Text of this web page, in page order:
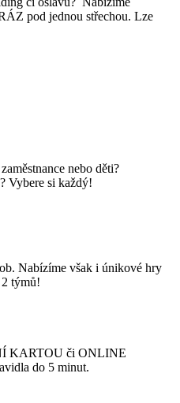
pod jednou střechou. Lze
nebo děti?
Vybere si každý!
Nabízíme však i únikové hry
týmů!
KARTOU či ONLINE
do 5 minut.